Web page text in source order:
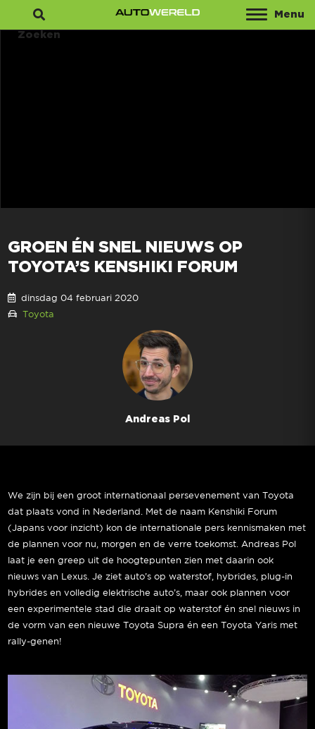
Menu
Zoeken
GROEN ÉN SNEL NIEUWS OP
TOYOTA’S KENSHIKI FORUM
dinsdag 04 februari 2020
Toyota
Andreas Pol
We zijn bij een groot internationaal persevenement van Toyota
dat plaats vond in Nederland. Met de naam Kenshiki Forum
(Japans voor inzicht) kon de internationale pers kennismaken met
de plannen voor nu, morgen en de verre toekomst. Andreas Pol
laat je een greep uit de hoogtepunten zien met daarin ook
nieuws van Lexus. Je ziet auto’s op waterstof, hybrides, plug-in
hybrides en volledig elektrische auto’s, maar ook plannen voor
een experimentele stad die draait op waterstof én snel nieuws in
de vorm van een nieuwe Toyota Supra én een Toyota Yaris met
rally-genen!